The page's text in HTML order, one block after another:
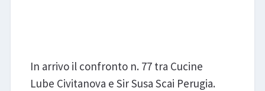
In arrivo il confronto n. 77 tra Cucine
Lube Civitanova e Sir Susa Scai Perugia.